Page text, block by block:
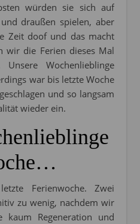
würden sie sich auf
draußen spielen, aber
Zeit doof und das macht
wir die Ferien dieses Mal
Wochenlieblinge
war bis letzte Woche
und so langsam
wieder ein.
Ferienwoche. Zwei
zu wenig, nachdem wir
Regeneration und